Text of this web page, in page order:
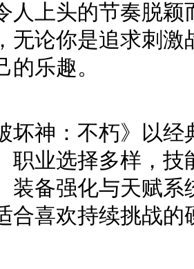
人上头的节奏脱
无论你是追求刺
的乐趣。
神：不朽》以经
职业选择多样，
装备强化与天赋
合喜欢持续挑战的